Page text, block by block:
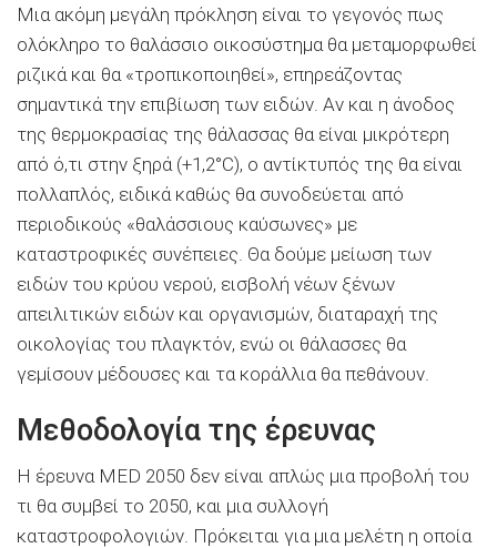
Μια ακόμη μεγάλη πρόκληση είναι το γεγονός πως
ολόκληρο το θαλάσσιο οικοσύστημα θα μεταμορφωθεί
ριζικά και θα «τροπικοποιηθεί», επηρεάζοντας
σημαντικά την επιβίωση των ειδών. Αν και η άνοδος
της θερμοκρασίας της θάλασσας θα είναι μικρότερη
από ό,τι στην ξηρά (+1,2°C), ο αντίκτυπός της θα είναι
πολλαπλός, ειδικά καθώς θα συνοδεύεται από
περιοδικούς «θαλάσσιους καύσωνες» με
καταστροφικές συνέπειες. Θα δούμε μείωση των
ειδών του κρύου νερού, εισβολή νέων ξένων
απειλιτικών ειδών και οργανισμών, διαταραχή της
οικολογίας του πλαγκτόν, ενώ οι θάλασσες θα
γεμίσουν μέδουσες και τα κοράλλια θα πεθάνουν.
Μεθοδολογία της έρευνας
Η έρευνα MED 2050 δεν είναι απλώς μια προβολή του
τι θα συμβεί το 2050, και μια συλλογή
καταστροφολογιών. Πρόκειται για μια μελέτη η οποία